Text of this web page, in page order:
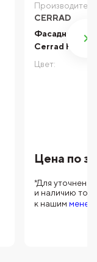
CERRAD
Фасадная
Cerrad Foggia
Цвет:
Цена по
*Для
и наличию
к нашим